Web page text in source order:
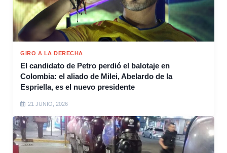
GIRO A LA DERECHA
El candidato de Petro perdió el balotaje en
Colombia: el aliado de Milei, Abelardo de la
Espriella, es el nuevo presidente
21 JUNIO, 2026